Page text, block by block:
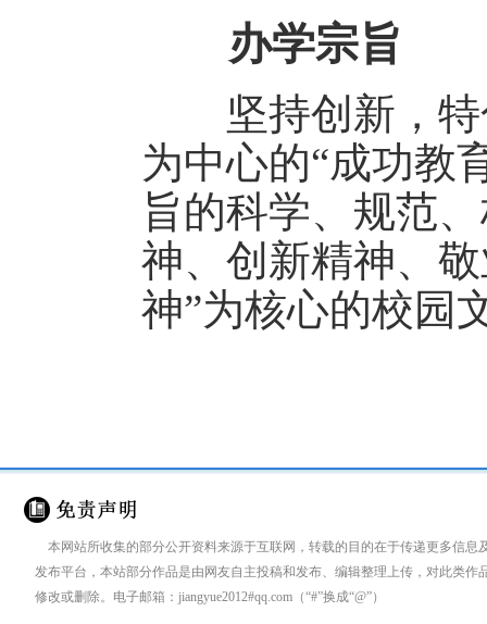
办学宗旨
坚持创新，特
为中心的“成功教
旨的科学、规范
神、创新精神、
神”为核心的校园
本网站所收集的部分公开资料来源于互联网，转载的目的在于传递更多信
发布平台，本站部分作品是由网友自主投稿和发布、编辑整理上传，对此类
修改或删除。电子邮箱：jiangyue2012#qq.com（“#”换成“@”）